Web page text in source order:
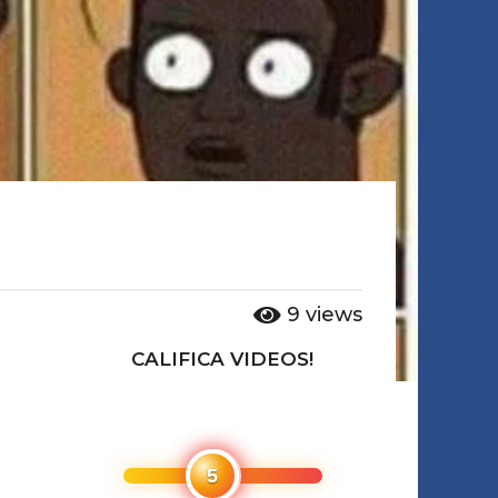
9 views
CALIFICA VIDEOS!